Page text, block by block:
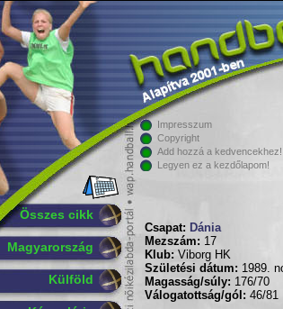
Összes cikk
Magyarország
Külföld
Impresszum
Copyright
Add hozzá a kedvencekhez!
Legyen ez a kezdőlapom!
Csapat: Dánia
Mezszám: 17
Klub: Viborg HK
Születési dátum: 1989.
Magasság/súly: 176/70
Válogatottság/gól: 46/81